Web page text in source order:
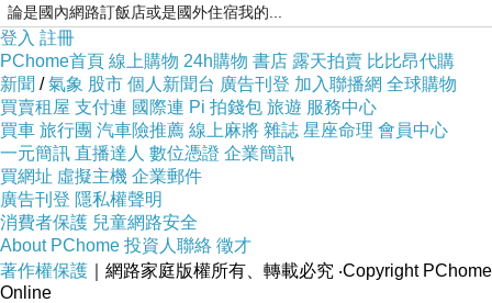
論是國內網路訂飯店或是國外住宿我的...
登入 註冊
PChome首頁 線上購物 24h購物 書店 露天拍賣 比比昂代購
新聞 /氣象 股市 個人新聞台 廣告刊登 加入聯播網 全球購物
買賣租屋 支付連 國際連 Pi 拍錢包 旅遊 服務中心
買車 旅行團 汽車險推薦 線上麻將 雜誌 星座命理 會員中心
一元簡訊 直播達人 數位憑證 企業簡訊
買網址 虛擬主機 企業郵件
廣告刊登 隱私權聲明
消費者保護 兒童網路安全
About PChome 投資人聯絡 徵才
著作權保護 ｜網路家庭版權所有、轉載必究 ‧Copyright PChome
Online